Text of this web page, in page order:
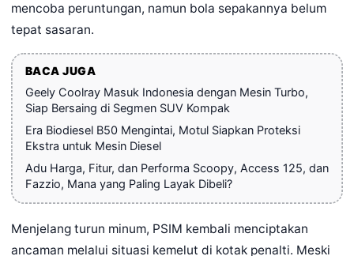
mencoba peruntungan, namun bola sepakannya belum
tepat sasaran.
BACA JUGA
Geely Coolray Masuk Indonesia dengan Mesin Turbo,
Siap Bersaing di Segmen SUV Kompak
Era Biodiesel B50 Mengintai, Motul Siapkan Proteksi
Ekstra untuk Mesin Diesel
Adu Harga, Fitur, dan Performa Scoopy, Access 125, dan
Fazzio, Mana yang Paling Layak Dibeli?
Menjelang turun minum, PSIM kembali menciptakan
ancaman melalui situasi kemelut di kotak penalti. Meski